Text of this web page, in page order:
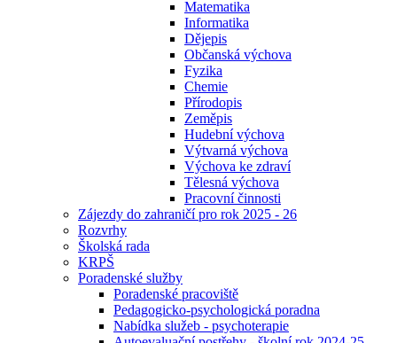
Matematika
Informatika
Dějepis
Občanská výchova
Fyzika
Chemie
Přírodopis
Zeměpis
Hudební výchova
Výtvarná výchova
Výchova ke zdraví
Tělesná výchova
Pracovní činnosti
Zájezdy do zahraničí pro rok 2025 - 26
Rozvrhy
Školská rada
KRPŠ
Poradenské služby
Poradenské pracoviště
Pedagogicko-psychologická poradna
Nabídka služeb - psychoterapie